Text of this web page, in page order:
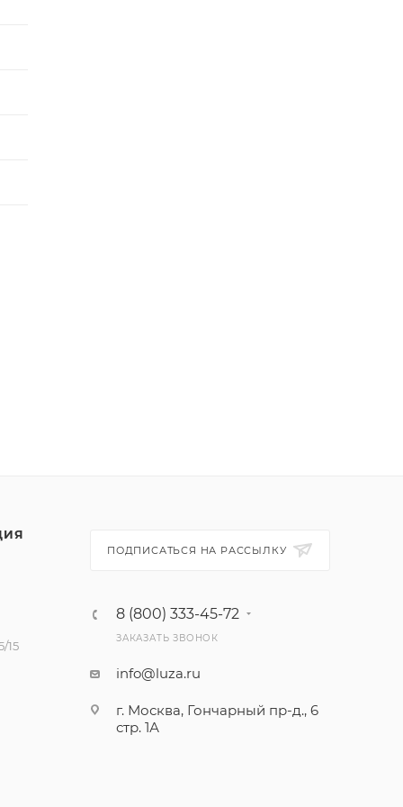
15
ПОДПИСАТЬСЯ НА РАССЫЛКУ
8 (800) 333-45-72
ЗАКАЗАТЬ ЗВОНОК
info@luza.ru
г. Москва, Гончарный пр-д., 6
стр. 1А